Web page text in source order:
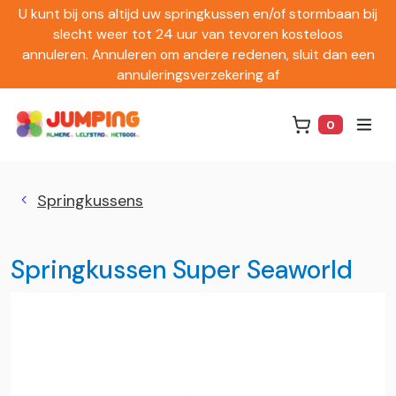
U kunt bij ons altijd uw springkussen en/of stormbaan bij
slecht weer tot 24 uur van tevoren kosteloos
annuleren. Annuleren om andere redenen, sluit dan een
annuleringsverzekering af
0
Springkussens
Springkussen Super Seaworld